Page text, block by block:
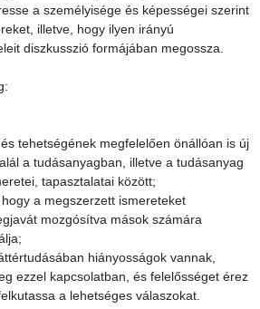
a személyisége és képességei szerint
illetve, hogy ilyen irányú
diszkusszió formájában megossza.
tehetségének megfelelően önállóan is új
a tudásanyagban, illetve a tudásanyag
tapasztalatai között;
a megszerzett ismereteket
mozgósítva mások számára
hiányosságok vannak,
ezzel kapcsolatban, és felelősséget érez
a lehetséges válaszokat.